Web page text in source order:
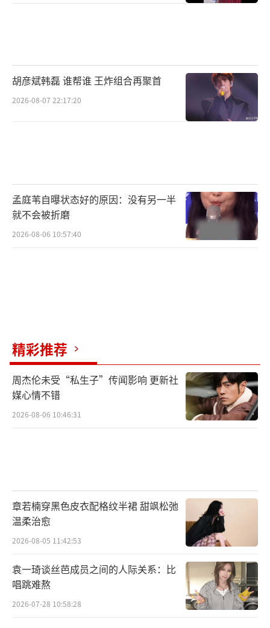
胡彦斌韩磊 谁帮谁 王炸组合再聚首
2026-08-07 22:17:20
孟庭苇自曝状态好的原因：没有另一半
就不会被折磨
2026-08-06 10:57:40
精彩推荐
周杰伦未受“私生子”传闻影响 更新社
媒心情不错
2026-08-06 10:46:31
章若楠穿黑色皮衣配格纹半裙 甜飒松弛
温柔治愈
2026-08-05 11:42:53
袁一琦谈丝芭成员之间的人际关系：比
唱跳难熬
2026-07-28 10:58:28